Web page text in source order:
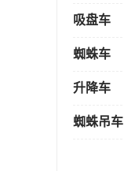
吸盘车
蜘蛛车
升降车
蜘蛛吊车